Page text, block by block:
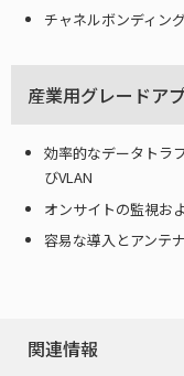
チャネルボンディン
産業用グレードア
効率的なデータトラ
びVLAN
オンサイトの監視お
容易な導入とアンテ
関連情報